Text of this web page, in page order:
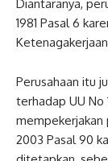
Diantaranya,
1981 Pasal 6
Perusahaan itu
terhadap UU No
mempekerjakan
2003 Pasal 90